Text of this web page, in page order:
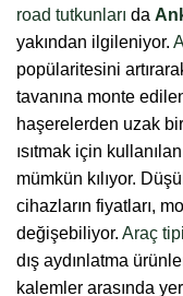
road tutkunları da
yakından ilgileniyor.
popülaritesini
tavanına monte
haşerelerden uzak
ısıtmak için kullanılan
mümkün kılıyor.
cihazların fiyatları,
değişebiliyor. Araç
dış aydınlatma
kalemler arasında